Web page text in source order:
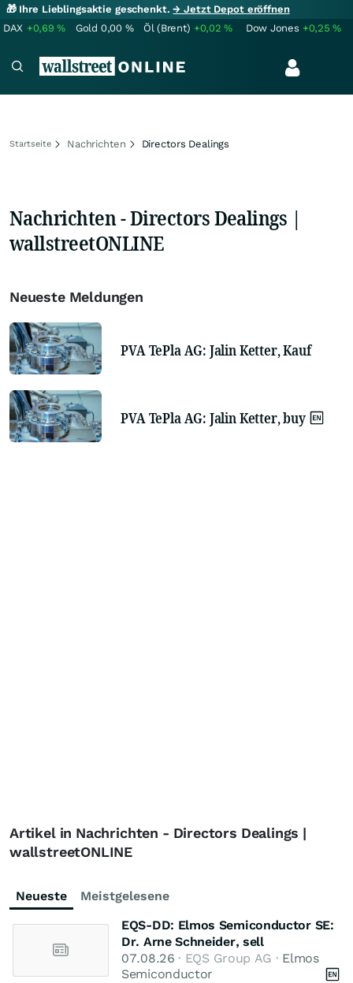
🎁 Ihre Lieblingsaktie geschenkt.→ Jetzt Depot eröffnen
DAX +0,69% Gold 0,00 % Öl (Brent) +0,02% Dow Jones +0,25%
Startseite Nachrichten Directors Dealings
Nachrichten - Directors Dealings |
wallstreetONLINE
Neueste Meldungen
PVA TePla AG: Jalin Ketter, Kauf
PVA TePla AG: Jalin Ketter, buy
Artikel in Nachrichten - Directors Dealings |
wallstreetONLINE
Neueste
Meistgelesene
EQS-DD: Elmos Semiconductor SE:
Dr. Arne Schneider, sell
07.08.26 · EQS Group AG · Elmos
Semiconductor